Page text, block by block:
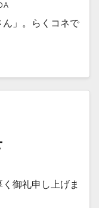
」。らくコネで
御礼申し上げま